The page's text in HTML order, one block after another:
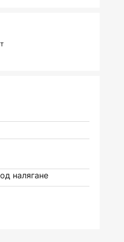
налягане